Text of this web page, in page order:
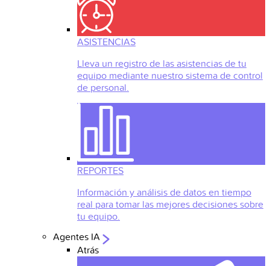
ASISTENCIAS
Lleva un registro de las asistencias de tu
equipo mediante nuestro sistema de control
de personal.
REPORTES
Información y análisis de datos en tiempo
real para tomar las mejores decisiones sobre
tu equipo.
Agentes IA
Atrás